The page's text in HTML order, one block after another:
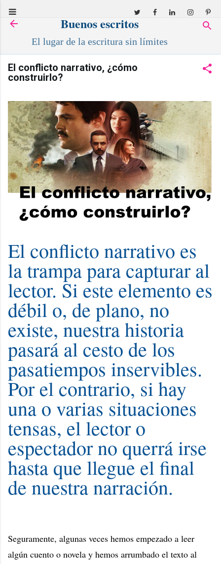
Ir al contenido principal
Buenos escritos
El lugar de la escritura sin límites
El conflicto narrativo, ¿cómo
construirlo?
El conflicto narrativo es
la trampa para capturar al
lector. Si este elemento es
débil o, de plano, no
existe, nuestra historia
pasará al cesto de los
pasatiempos inservibles.
Por el contrario, si hay
una o varias situaciones
tensas, el lector o
espectador no querrá irse
hasta que llegue el final
de nuestra narración.
Seguramente, algunas veces hemos empezado a leer
algún cuento o novela y hemos arrumbado el texto al